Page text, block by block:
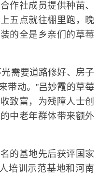
作社成员提供种苗、
五点就往棚里跑，晚
的全是乡亲们的草莓
需要道路修好、房子
带动。”吕妙霞的草莓
致富，为残障人士创
中老年群体带来额外
基地先后获评国家
培训示范基地和河南